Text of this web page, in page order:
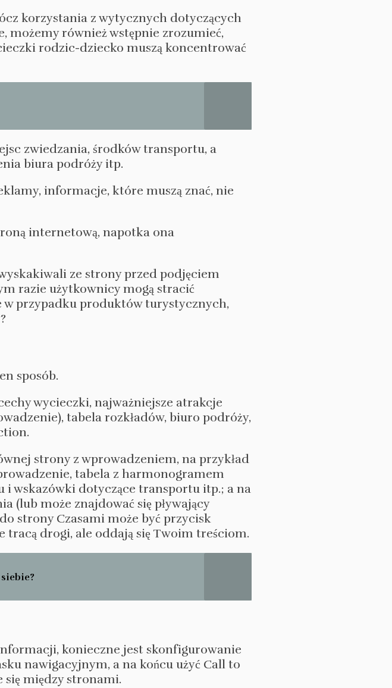
korzystania z wytycznych dotyczących
możemy również wstępnie zrozumieć,
rodzic-dziecko muszą koncentrować
zwiedzania, środków transportu, a
biura podróży itp.
informacje, które muszą znać, nie
internetową, napotka ona
ze strony przed podjęciem
razie użytkownicy mogą stracić
w przypadku produktów turystycznych,
sposób.
wycieczki, najważniejsze atrakcje
tabela rozkładów, biuro podróży,
strony z wprowadzeniem, na przykład
tabela z harmonogramem
i wskazówki dotyczące transportu itp.; a na
(lub może znajdować się pływający
strony Czasami może być przycisk
drogi, ale oddają się Twoim treściom.
konieczne jest skonfigurowanie
nawigacyjnym, a na końcu użyć Call to
między stronami.